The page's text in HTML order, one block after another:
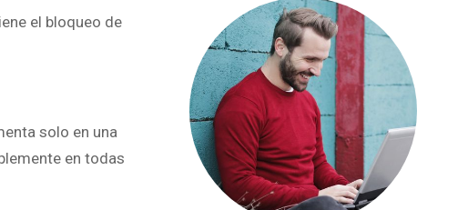
el bloqueo de
solo en una
en todas